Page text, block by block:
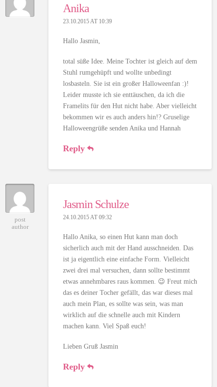
Anika
23.10.2015 AT 10:39
Hallo Jasmin,
total süße Idee. Meine Tochter ist gleich auf dem
Stuhl rumgehüpft und wollte unbedingt
losbasteln. Sie ist ein großer Halloweenfan :)!
Leider musste ich sie enttäuschen, da ich die
Framelits für den Hut nicht habe. Aber vielleicht
bekommen wir es auch anders hin!? Gruselige
Halloweengrüße senden Anika und Hannah
Reply
post
author
Jasmin Schulze
24.10.2015 AT 09:32
Hallo Anika, so einen Hut kann man doch
sicherlich auch mit der Hand ausschneiden. Das
ist ja eigentlich eine einfache Form. Vielleicht
zwei drei mal versuchen, dann sollte bestimmt
etwas annehmbares raus kommen. 😉 Freut mich
das es deiner Tocher gefällt, das war dieses mal
auch mein Plan, es sollte was sein, was man
wirklich auf die schnelle auch mit Kindern
machen kann. Viel Spaß euch!
Lieben Gruß Jasmin
Reply